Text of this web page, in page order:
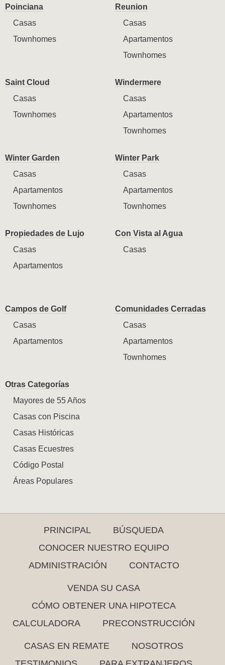
Poinciana
Casas
Townhomes
Reunion
Casas
Apartamentos
Townhomes
Saint Cloud
Casas
Townhomes
Windermere
Casas
Apartamentos
Townhomes
Winter Garden
Casas
Apartamentos
Townhomes
Winter Park
Casas
Apartamentos
Townhomes
Propiedades de Lujo
Casas
Apartamentos
Con Vista al Agua
Casas
Campos de Golf
Casas
Apartamentos
Comunidades Cerradas
Casas
Apartamentos
Townhomes
Otras Categorías
Mayores de 55 Años
Casas con Piscina
Casas Históricas
Casas Ecuestres
Código Postal
Áreas Populares
PRINCIPAL
BÚSQUEDA
CONOCER NUESTRO EQUIPO
ADMINISTRACIÓN
CONTACTO
VENDA SU CASA
CÓMO OBTENER UNA HIPOTECA
CALCULADORA
PRECONSTRUCCIÓN
CASAS EN REMATE
NOSOTROS